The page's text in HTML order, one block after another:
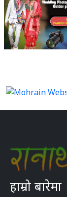
हाम्रो बारेमा